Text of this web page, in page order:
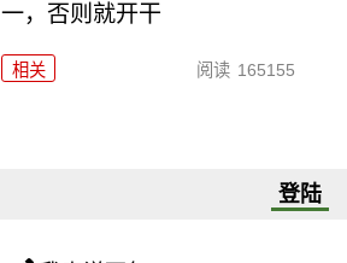
一，否则就开干
相关 阅读 165155
登陆